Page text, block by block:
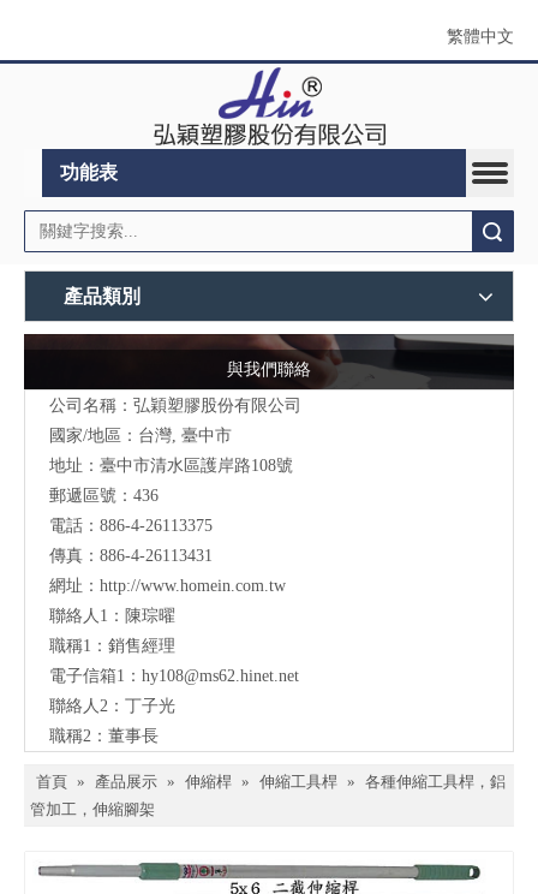
繁體中文
功能表
產品類別
與我們聯絡
公司名稱：弘穎塑膠股份有限公司
國家/地區：台灣, 臺中市
地址：臺中市清水區護岸路108號
郵遞區號：436
電話：886-4-26113375
傳真：886-4-26113431
網址： http://www.homein.com.tw
聯絡人1：陳琮曜
職稱1：銷售經理
電子信箱1： hy108@ms62.hinet.net
聯絡人2：丁子光
職稱2：董事長
首頁 » 產品展示 » 伸縮桿 » 伸縮工具桿 » 各種伸縮工具桿，鋁
管加工，伸縮腳架